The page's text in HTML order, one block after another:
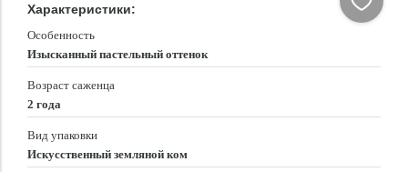
Характеристики:
Особенность
Изысканный пастельный оттенок
Возраст саженца
2 года
Вид упаковки
Искусственный земляной ком